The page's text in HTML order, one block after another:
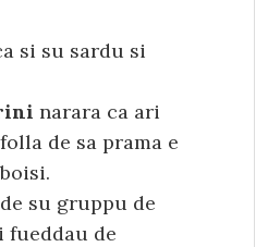
si su sardu si
narara ca ari
de sa prama e
su gruppu de
fueddau de